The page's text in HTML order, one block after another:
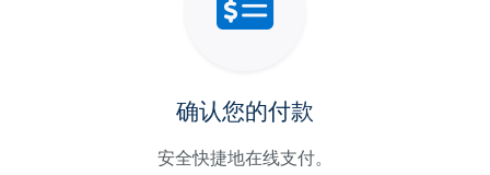
确认您的付款
安全快捷地在线支付。